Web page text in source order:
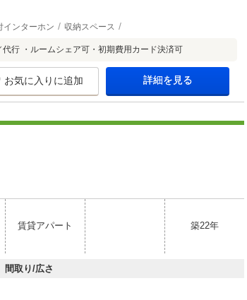
インターホン 収納スペース
行 ・ルームシェア可・初期費用カード決済可
お気に入りに追加 詳細を見る
賃貸アパート 築22年
間取り/広さ